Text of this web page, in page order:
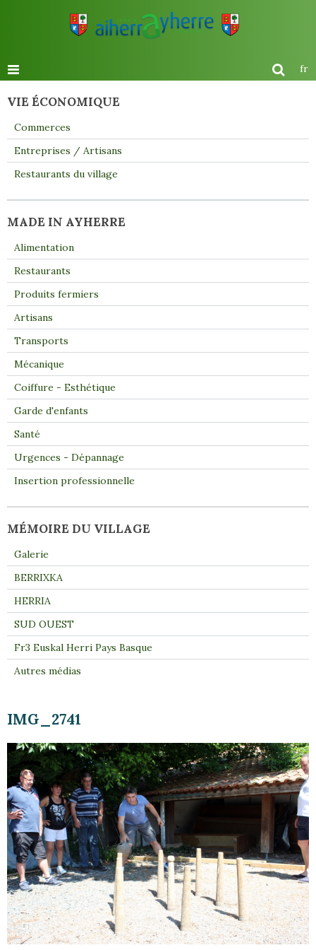
fr
IMG_2741
VIE ÉCONOMIQUE
Commerces
Entreprises / Artisans
Restaurants du village
MADE IN AYHERRE
Alimentation
Restaurants
Produits fermiers
Artisans
Transports
Mécanique
Coiffure - Esthétique
Garde d'enfants
Santé
Urgences - Dépannage
Insertion professionnelle
MÉMOIRE DU VILLAGE
Galerie
BERRIXKA
HERRIA
SUD OUEST
Fr3 Euskal Herri Pays Basque
Autres médias